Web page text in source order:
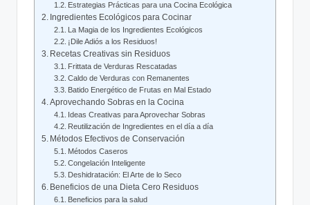
Estrategias Prácticas para una Cocina Ecológica
Ingredientes Ecológicos para Cocinar
La Magia de los Ingredientes Ecológicos
¡Dile Adiós a los Residuos!
Recetas Creativas sin Residuos
Frittata de Verduras Rescatadas
Caldo de Verduras con Remanentes
Batido Energético de Frutas en Mal Estado
Aprovechando Sobras en la Cocina
Ideas Creativas para Aprovechar Sobras
Reutilización de Ingredientes en el día a día
Métodos Efectivos de Conservación
Métodos Caseros
Congelación Inteligente
Deshidratación: El Arte de lo Seco
Beneficios de una Dieta Cero Residuos
Beneficios para la salud